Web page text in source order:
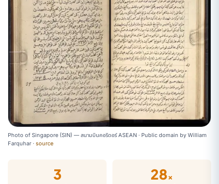
Photo of Singapore (SIN) — สนามบินคอริดอร์ ASEAN · Public domain by William
Farquhar · source
3 28×